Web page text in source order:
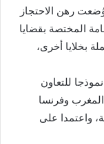
رهن الاحتجاز
المختصة بقضايا
بخلايا أخرى،
للتعاون
وفرنسا
واعتمدا على